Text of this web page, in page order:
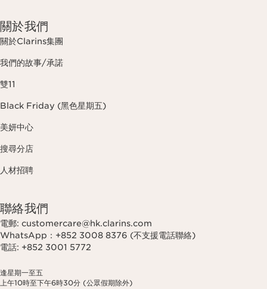
關於我們
關於Clarins集團
我們的故事/承諾
雙11
Black Friday (黑色星期五)
美妍中心
搜尋分店
人材招聘
聯絡我們
電郵: customercare@hk.clarins.com
WhatsApp：+852 3008 8376 (不支援電話聯絡)
電話: +852 3001 5772
逢星期一至五
上午10時至下午6時30分 (公眾假期除外)